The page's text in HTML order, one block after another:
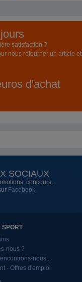
satisfaction ?
nous retourner un article
d'achat
SOCIAUX
concours...
Facebook.
SPORT
nous ?
nous...
- Offres d'emploi